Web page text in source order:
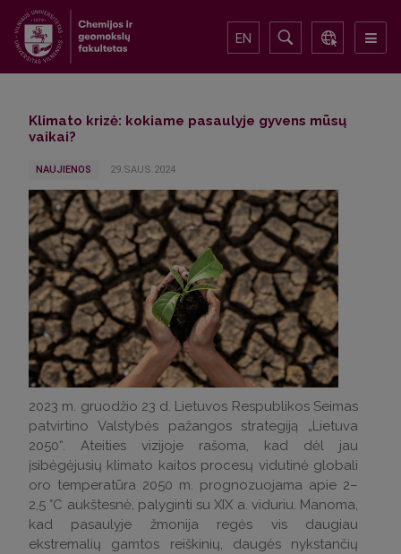
EN
Klimato krizė: kokiame pasaulyje gyvens mūsų
vaikai?
NAUJIENOS 29.SAUS.2024
2023 m. gruodžio 23 d. Lietuvos Respublikos Seimas
patvirtino Valstybės pažangos strategiją „Lietuva
2050“. Ateities vizijoje rašoma, kad dėl jau
įsibėgėjusių klimato kaitos procesų vidutinė globali
oro temperatūra 2050 m. prognozuojama apie 2–
2,5 °C aukštesnė, palyginti su XIX a. viduriu. Manoma,
kad pasaulyje žmonija regės vis daugiau
ekstremalių gamtos reiškinių, daugės nykstančių